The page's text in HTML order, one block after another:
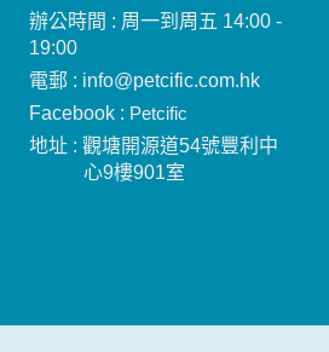
辦公時間 : 周一到周五 14:00 -
19:00
電郵 : info@petcific.com.hk
Facebook : Petcific
地址 : 觀塘開源道54號豐利中
心9樓901室